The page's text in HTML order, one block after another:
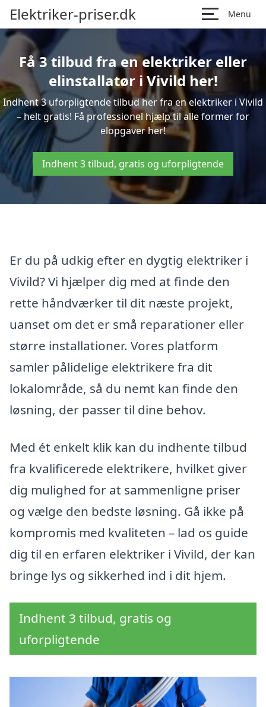
Elektriker-priser.dk Menu
Få 3 tilbud fra en elektriker eller
elinstallatør i Vivild her!
Indhent 3 uforpligtende tilbud her fra en elektriker i Vivild
– helt gratis! Få professionel hjælp til alle former for
elopgaver her!
Indhent 3 tilbud, gratis og uforpligtende
Er du på udkig efter en dygtig elektriker i
Vivild? Vi hjælper dig med at finde den
rette håndværker til dit næste projekt,
uanset om det er små reparationer eller
større installationer. Vores platform
samler pålidelige elektrikere fra dit
lokalområde, så du nemt kan finde den
løsning, der passer til dine behov.
Med ét enkelt klik kan du indhente tilbud
fra kvalificerede elektrikere, hvilket giver
dig mulighed for at sammenligne priser
og vælge den bedste løsning. Gå ikke på
kompromis med kvaliteten – lad os guide
dig til en erfaren elektriker i Vivild, der kan
bringe lys og sikkerhed ind i dit hjem.
Indhent 3 tilbud, gratis og
uforpligtende